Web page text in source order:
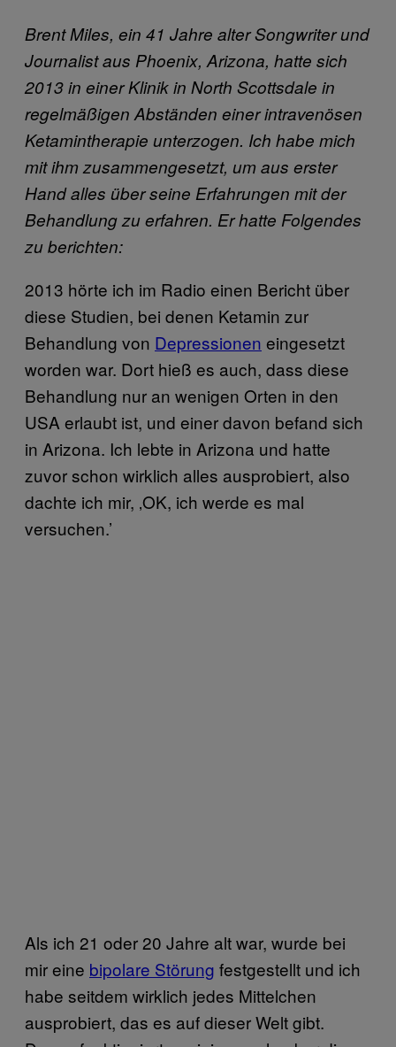
Brent Miles, ein 41 Jahre alter Songwriter und
Journalist aus Phoenix, Arizona, hatte sich
2013 in einer Klinik in North Scottsdale in
regelmäßigen Abständen einer intravenösen
Ketamintherapie unterzogen. Ich habe mich
mit ihm zusammengesetzt, um aus erster
Hand alles über seine Erfahrungen mit der
Behandlung zu erfahren. Er hatte Folgendes
zu berichten:
2013 hörte ich im Radio einen Bericht über
diese Studien, bei denen Ketamin zur
Behandlung von Depressionen eingesetzt
worden war. Dort hieß es auch, dass diese
Behandlung nur an wenigen Orten in den
USA erlaubt ist, und einer davon befand sich
in Arizona. Ich lebte in Arizona und hatte
zuvor schon wirklich alles ausprobiert, also
dachte ich mir, ‚OK, ich werde es mal
versuchen.’
Als ich 21 oder 20 Jahre alt war, wurde bei
mir eine bipolare Störung festgestellt und ich
habe seitdem wirklich jedes Mittelchen
ausprobiert, das es auf dieser Welt gibt.